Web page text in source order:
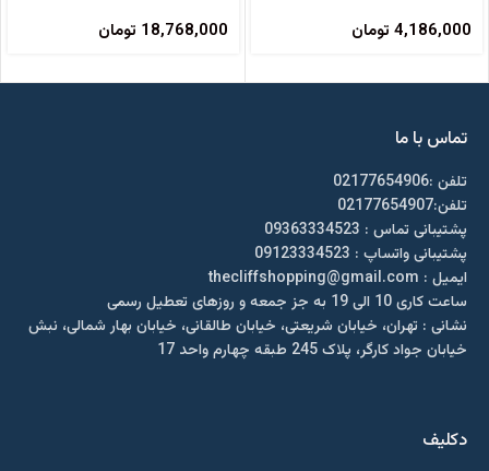
4,186,000 تومان
18,768,000 تومان
تماس با ما
تلفن :02177654906
تلفن:02177654907
پشتیبانی تماس : 09363334523
پشتیبانی واتساپ : 09123334523
ايميل : thecliffshopping@gmail.com
ساعت کاری 10 الی 19 به جز جمعه و روزهای تعطیل رسمی
نشانی : تهران، خیابان شریعتی، خیابان طالقانی، خیابان بهار شمالی، نبش
خیابان جواد کارگر، پلاک 245 طبقه چهارم واحد 17
دکلیف​